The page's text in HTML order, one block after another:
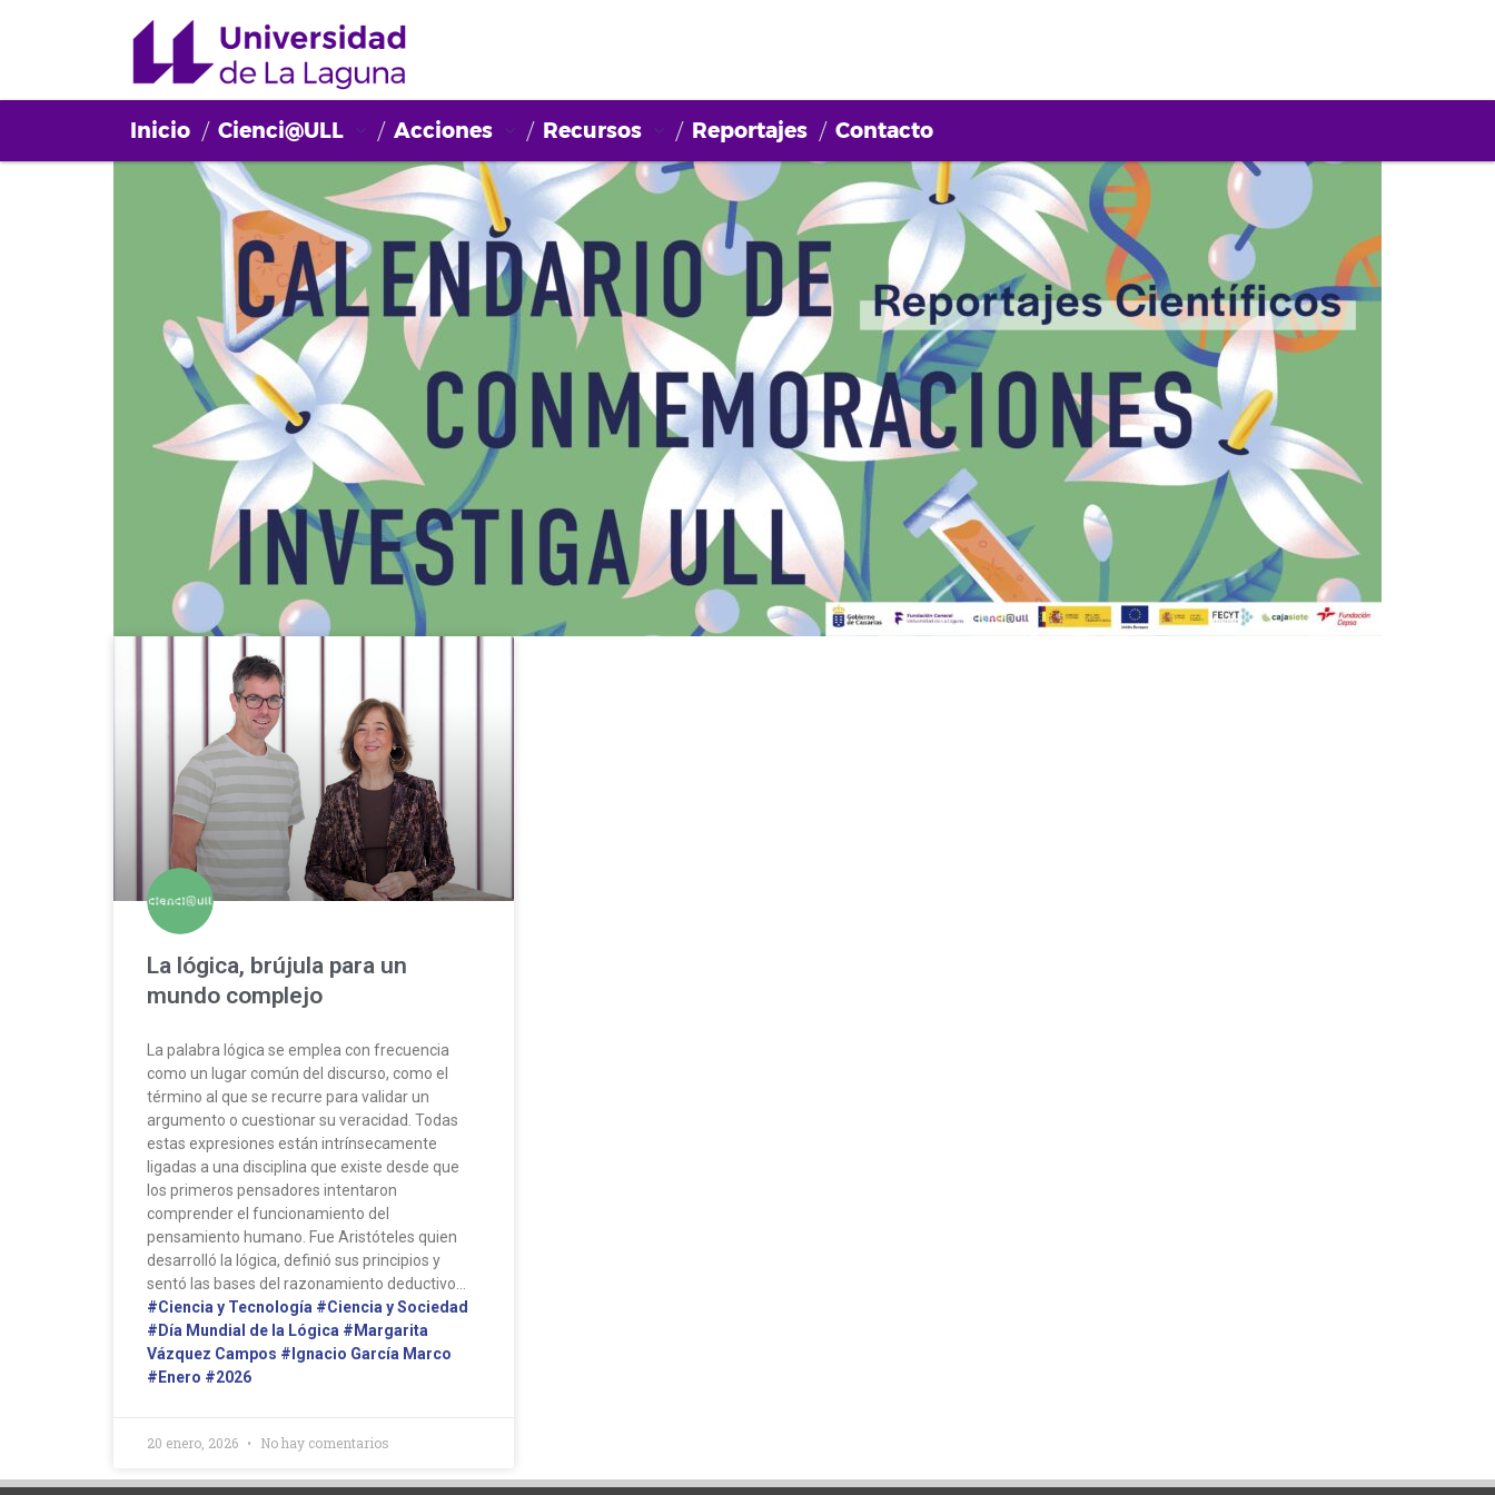
Inicio Cienci@ULL Acciones Recursos Reportajes Contacto
La lógica, brújula para un
mundo complejo
La palabra lógica se emplea con frecuencia
como un lugar común del discurso, como el
término al que se recurre para validar un
argumento o cuestionar su veracidad. Todas
estas expresiones están intrínsecamente
ligadas a una disciplina que existe desde que
los primeros pensadores intentaron
comprender el funcionamiento del
pensamiento humano. Fue Aristóteles quien
desarrolló la lógica, definió sus principios y
sentó las bases del razonamiento deductivo…
#Ciencia y Tecnología #Ciencia y Sociedad
#Día Mundial de la Lógica #Margarita
Vázquez Campos #Ignacio García Marco
#Enero #2026
20 enero, 2026 No hay comentarios